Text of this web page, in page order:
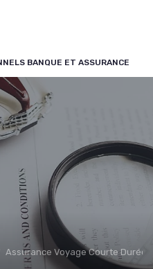
BANQUE ET ASSURANCE
Assurance Voyage Courte Durée